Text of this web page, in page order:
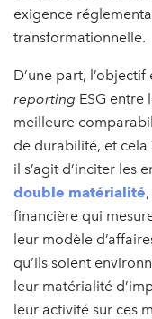
exigence
transformationnelle.
D’une part,
reporting ESG entre
meilleure
de durabilité, et cela
il s’agit d’inciter les
double matérialité
financière qui
leur modèle
qu’ils soient
leur matérialité
leur activité sur ces